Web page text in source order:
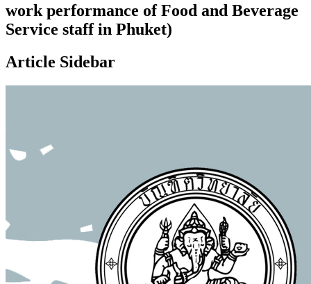
work performance of Food and Beverage
Service staff in Phuket)
Article Sidebar